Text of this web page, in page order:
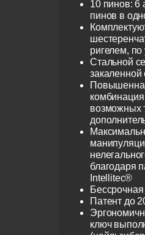
10 пинов: 6
пинов в
ригелем,
Стальной
закаленной
возможных
благодаря
Intellitec®
Патент до
ключ